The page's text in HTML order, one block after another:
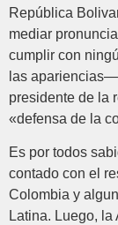
República
mediar
cumplir con
las
presidente de la
«defensa de la
Es por todos
contado con el
Colombia y
Latina. Luego,